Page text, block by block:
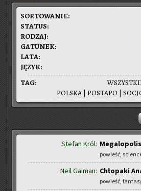
SOR­TO­WA­NIE:
STA­TUS:
RO­DZAJ:
GA­TU­NEK:
LATA:
JĘZYK:
POL­SKA| PO­STA­PO |
TAG:
Stefan Król: Megalopolis
powieść,
Neil Gaiman: Chłopaki
powieść,